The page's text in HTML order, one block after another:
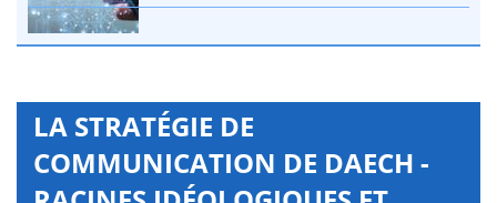
LA STRATÉGIE DE
COMMUNICATION DE DAECH -